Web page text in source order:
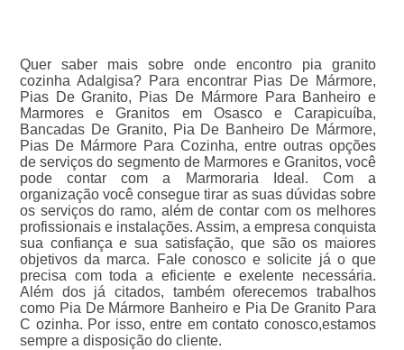
Quer saber mais sobre onde encontro pia granito
cozinha Adalgisa? Para encontrar Pias De Mármore,
Pias De Granito, Pias De Mármore Para Banheiro e
Marmores e Granitos em Osasco e Carapicuíba,
Bancadas De Granito, Pia De Banheiro De Mármore,
Pias De Mármore Para Cozinha, entre outras opções
de serviços do segmento de Marmores e Granitos, você
pode contar com a Marmoraria Ideal. Com a
organização você consegue tirar as suas dúvidas sobre
os serviços do ramo, além de contar com os melhores
profissionais e instalações. Assim, a empresa conquista
sua confiança e sua satisfação, que são os maiores
objetivos da marca. Fale conosco e solicite já o que
precisa com toda a eficiente e exelente necessária.
Além dos já citados, também oferecemos trabalhos
como Pia De Mármore Banheiro e Pia De Granito Para
C ozinha. Por isso, entre em contato conosco,estamos
sempre a disposição do cliente.